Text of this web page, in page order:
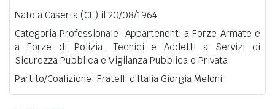
Nato a Caserta (CE) il 20/08/1964
Categoria Professionale: Appartenenti a Forze Armate e
a Forze di Polizia, Tecnici e Addetti a Servizi di
Sicurezza Pubblica e Vigilanza Pubblica e Privata
Partito/Coalizione: Fratelli d'Italia Giorgia Meloni